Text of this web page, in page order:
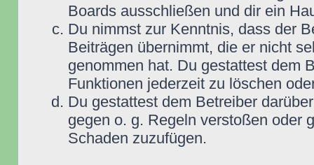
Boards ausschließen und dir ein
Du nimmst zur Kenntnis, dass der
Beiträgen übernimmt, die er nicht
genommen hat. Du gestattest dem
Funktionen jederzeit zu löschen
Du gestattest dem Betreiber
gegen o. g. Regeln verstoßen oder
Schaden zuzufügen.